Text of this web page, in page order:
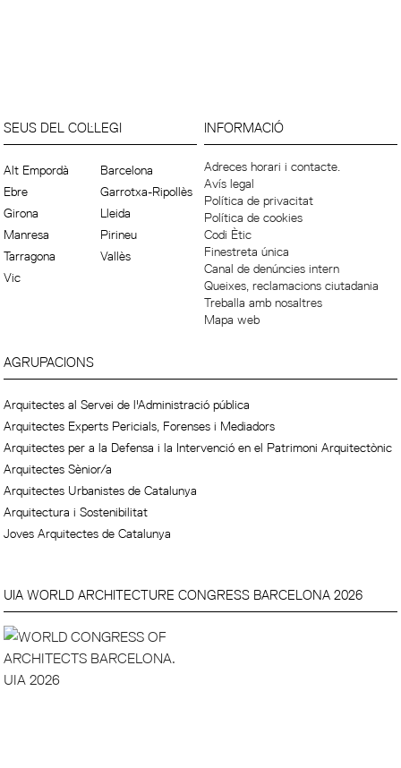
SEUS DEL COL·LEGI
Alt Empordà
Barcelona
Ebre
Garrotxa-Ripollès
Girona
Lleida
Manresa
Pirineu
Tarragona
Vallès
Vic
INFORMACIÓ
Adreces horari i contacte.
Avís legal
Política de privacitat
Política de cookies
Codi Ètic
Finestreta única
Canal de denúncies intern
Queixes, reclamacions ciutadania
Treballa amb nosaltres
Mapa web
AGRUPACIONS
Arquitectes al Servei de l'Administració pública
Arquitectes Experts Pericials, Forenses i Mediadors
Arquitectes per a la Defensa i la Intervenció en el Patrimoni Arquitectònic
Arquitectes Sènior/a
Arquitectes Urbanistes de Catalunya
Arquitectura i Sostenibilitat
Joves Arquitectes de Catalunya
UIA WORLD ARCHITECTURE CONGRESS BARCELONA 2026